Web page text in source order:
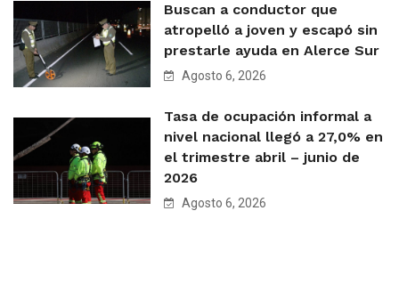
Buscan a conductor que
atropelló a joven y escapó sin
prestarle ayuda en Alerce Sur
Agosto 6, 2026
Tasa de ocupación informal a
nivel nacional llegó a 27,0% en
el trimestre abril – junio de
2026
Agosto 6, 2026